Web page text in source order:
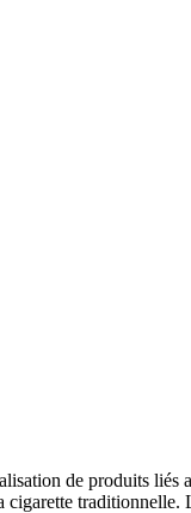
de produits